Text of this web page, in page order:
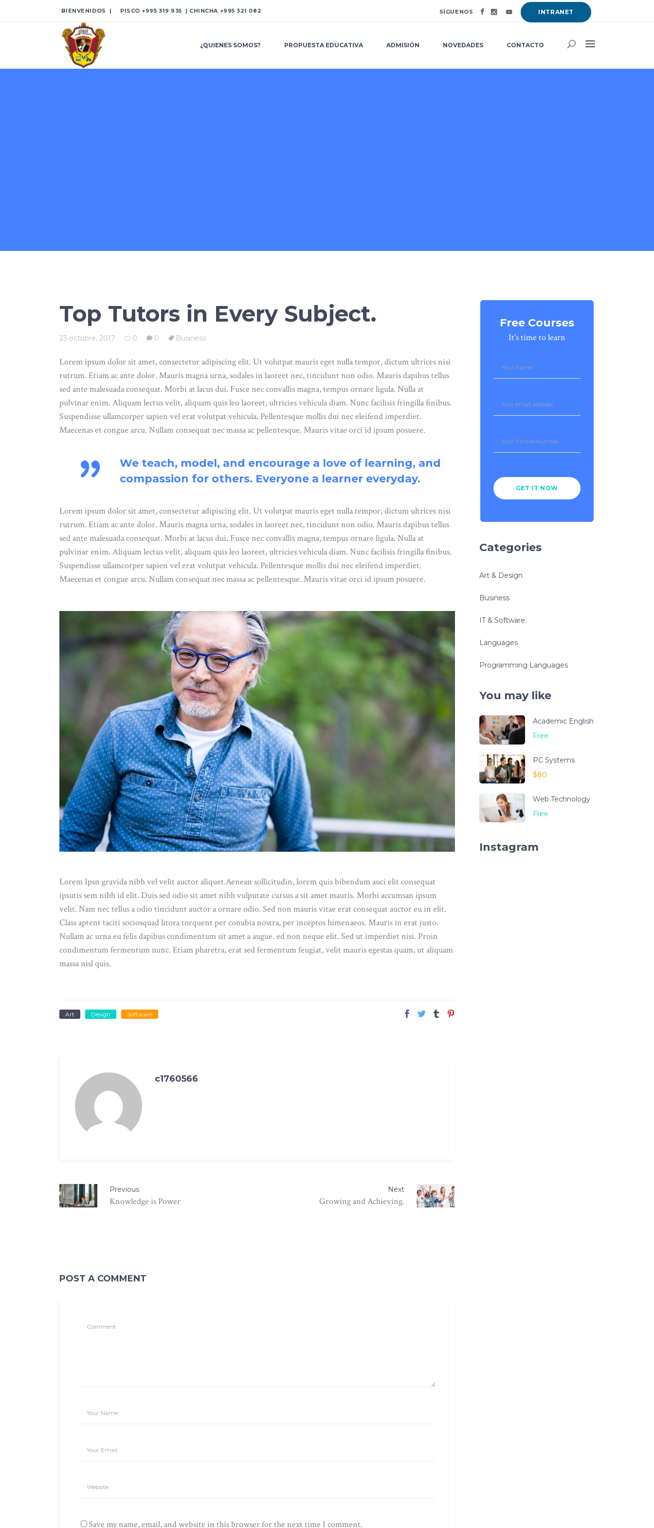
BIENVENIDOS | PISCO +995 319 935 | CHINCHA +995 321 082 SÍGUENOS INTRANET
¿QUIENES SOMOS? PROPUESTA EDUCATIVA ADMISIÓN NOVEDADES CONTACTO
Top Tutors in Every Subject.
23 octubre, 2017 0 0 Business
Lorem ipsum dolor sit amet, consectetur adipiscing elit. Ut volutpat mauris eget nulla tempor, dictum ultrices nisi
rutrum. Etiam ac ante dolor. Mauris magna urna, sodales in laoreet nec, tincidunt non odio. Mauris dapibus tellus
sed ante malesuada consequat. Morbi at lacus dui. Fusce nec convallis magna, tempus ornare ligula. Nulla at
pulvinar enim. Aliquam lectus velit, aliquam quis leo laoreet, ultricies vehicula diam. Nunc facilisis fringilla finibus.
Suspendisse ullamcorper sapien vel erat volutpat vehicula. Pellentesque mollis dui nec eleifend imperdiet.
Maecenas et congue arcu. Nullam consequat nec massa ac pellentesque. Mauris vitae orci id ipsum posuere.
We teach, model, and encourage a love of learning, and
compassion for others. Everyone a learner everyday.
Lorem ipsum dolor sit amet, consectetur adipiscing elit. Ut volutpat mauris eget nulla tempor, dictum ultrices nisi
rutrum. Etiam ac ante dolor. Mauris magna urna, sodales in laoreet nec, tincidunt non odio. Mauris dapibus tellus
sed ante malesuada consequat. Morbi at lacus dui. Fusce nec convallis magna, tempus ornare ligula. Nulla at
pulvinar enim. Aliquam lectus velit, aliquam quis leo laoreet, ultricies vehicula diam. Nunc facilisis fringilla finibus.
Suspendisse ullamcorper sapien vel erat volutpat vehicula. Pellentesque mollis dui nec eleifend imperdiet.
Maecenas et congue arcu. Nullam consequat nec massa ac pellentesque. Mauris vitae orci id ipsum posuere.
Lorem Ipsn gravida nibh vel velit auctor aliquet.Aenean sollicitudin, lorem quis bibendum auci elit consequat
ipsutis sem nibh id elit. Duis sed odio sit amet nibh vulputate cursus a sit amet mauris. Morbi accumsan ipsum
velit. Nam nec tellus a odio tincidunt auctor a ornare odio. Sed non mauris vitae erat consequat auctor eu in elit.
Class aptent taciti sociosquad litora torquent per conubia nostra, per inceptos himenaeos. Mauris in erat justo.
Nullam ac urna eu felis dapibus condimentum sit amet a augue. ed non neque elit. Sed ut imperdiet nisi. Proin
condimentum fermentum nunc. Etiam pharetra, erat sed fermentum feugiat, velit mauris egestas quam, ut aliquam
massa nisl quis.
Art Design Software
c1760566
Previous
Knowledge is Power
Next
Growing and Achieving.
POST A COMMENT
Save my name, email, and website in this browser for the next time I comment.
Free Courses
It's time to learn
Categories
Art & Design
Business
IT & Software
Languages
Programming Languages
You may like
Academic English
Free
PC Systems
$80
Web Technology
Free
Instagram